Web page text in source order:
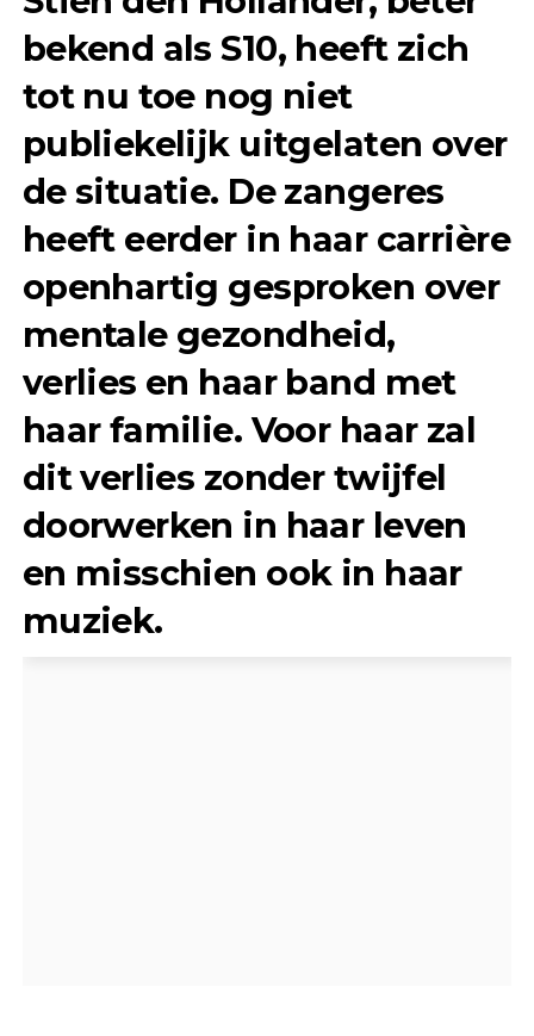
bekend als S10, heeft zich
tot nu toe nog niet
publiekelijk uitgelaten over
de situatie. De zangeres
heeft eerder in haar carrière
openhartig gesproken over
mentale gezondheid,
verlies en haar band met
haar familie. Voor haar zal
dit verlies zonder twijfel
doorwerken in haar leven
en misschien ook in haar
muziek.